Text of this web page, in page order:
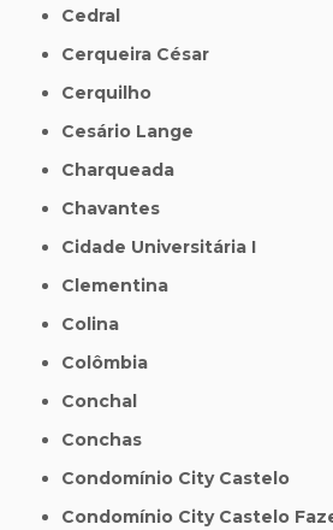
Cedral
Cerqueira César
Cerquilho
Cesário Lange
Charqueada
Chavantes
Cidade Universitária I
Clementina
Colina
Colômbia
Conchal
Conchas
Condomínio City Castelo
Condomínio City Castelo